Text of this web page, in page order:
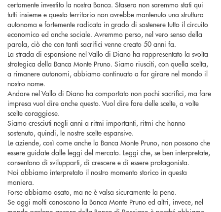
certamente investito la nostra Banca. Stasera non saremmo stati qui
tutti insieme e questo territorio non avrebbe mantenuto una struttura
autonoma e fortemente radicata in grado di sostenere tutto il circuito
economico ed anche sociale. Avremmo perso, nel vero senso della
parola, ciò che con tanti sacrifici venne creato 50 anni fa.
La strada di espansione nel Vallo di Diano ha rappresentato la svolta
strategica della Banca Monte Pruno. Siamo riusciti, con quella scelta,
a rimanere autonomi, abbiamo continuato a far girare nel mondo il
nostro nome.
Andare nel Vallo di Diano ha comportato non pochi sacrifici, ma fare
impresa vuol dire anche questo. Vuol dire fare delle scelte, a volte
scelte coraggiose.
Siamo cresciuti negli anni a ritmi importanti, ritmi che hanno
sostenuto, quindi, le nostre scelte espansive.
Le aziende, così come anche la Banca Monte Pruno, non possono che
essere guidate dalle leggi del mercato. Leggi che, se ben interpretate,
consentono di svilupparti, di crescere e di essere protagonista.
Noi abbiamo interpretato il nostro momento storico in questa
maniera.
Forse abbiamo osato, ma ne è valsa sicuramente la pena.
Se oggi molti conoscono la Banca Monte Pruno ed altri, invece, nel